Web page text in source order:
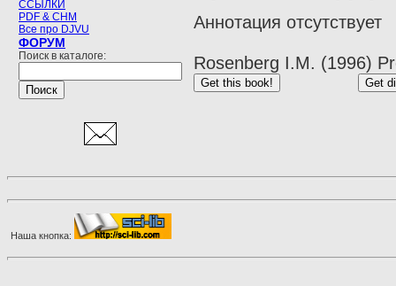
ССЫЛКИ
PDF & CHM
Все про DJVU
ФОРУМ
Поиск в каталоге:
Аннотация отсутствует
Rosenberg I.M. (1996)
Наша кнопка: